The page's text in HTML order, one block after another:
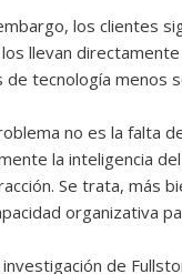
los clientes
llevan
de tecnología menos
no es la falta
la inteligencia
Se trata, más
organizativa
investigación de